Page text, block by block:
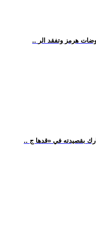
هرمز وتفقد الر
بقصيدته في «قدها ج